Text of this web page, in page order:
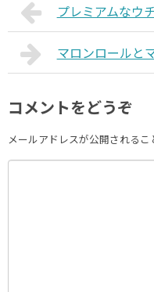
プレミアムな
マロンロールと
コメントをどうぞ
メールアドレスが公開されるこ